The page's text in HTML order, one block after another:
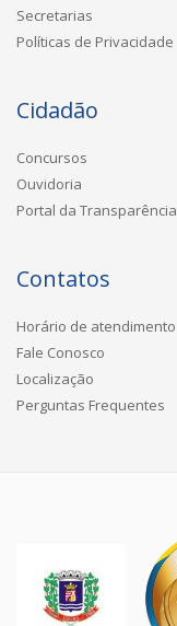
Secretarias
Políticas de Privacidade
Cidadão
Concursos
Ouvidoria
Portal da Transparência
Contatos
Horário de atendimento
Fale Conosco
Localização
Perguntas Frequentes